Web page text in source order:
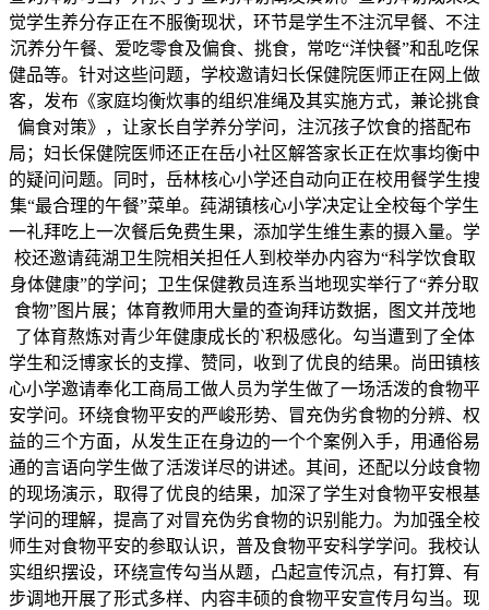
觉学生养分存正在不服衡现状，环节是学生不注沉早餐、不注
沉养分午餐、爱吃零食及偏食、挑食，常吃“洋快餐”和乱吃保
健品等。针对这些问题，学校邀请妇长保健院医师正在网上做
客，发布《家庭均衡炊事的组织准绳及其实施方式，兼论挑食
偏食对策》，让家长自学养分学问，注沉孩子饮食的搭配布
局；妇长保健院医师还正在岳小社区解答家长正在炊事均衡中
的疑问问题。同时，岳林核心小学还自动向正在校用餐学生搜
集“最合理的午餐”菜单。莼湖镇核心小学决定让全校每个学生
一礼拜吃上一次餐后免费生果，添加学生维生素的摄入量。学
校还邀请莼湖卫生院相关担任人到校举办内容为“科学饮食取
身体健康”的学问；卫生保健教员连系当地现实举行了“养分取
食物”图片展；体育教师用大量的查询拜访数据，图文并茂地
了体育熬炼对青少年健康成长的`积极感化。勾当遭到了全体
学生和泛博家长的支撑、赞同，收到了优良的结果。尚田镇核
心小学邀请奉化工商局工做人员为学生做了一场活泼的食物平
安学问。环绕食物平安的严峻形势、冒充伪劣食物的分辨、权
益的三个方面，从发生正在身边的一个个案例入手，用通俗易
通的言语向学生做了活泼详尽的讲述。其间，还配以分歧食物
的现场演示，取得了优良的结果，加深了学生对食物平安根基
学问的理解，提高了对冒充伪劣食物的识别能力。为加强全校
师生对食物平安的参取认识，普及食物平安科学学问。我校认
实组织摆设，环绕宣传勾当从题，凸起宣传沉点，有打算、有
步调地开展了形式多样、内容丰硕的食物平安宣传月勾当。现